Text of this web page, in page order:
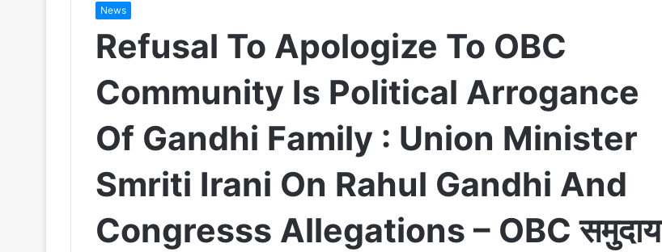
News
Refusal To Apologize To OBC
Community Is Political Arrogance
Of Gandhi Family : Union Minister
Smriti Irani On Rahul Gandhi And
Congresss Allegations – OBC समुदाय